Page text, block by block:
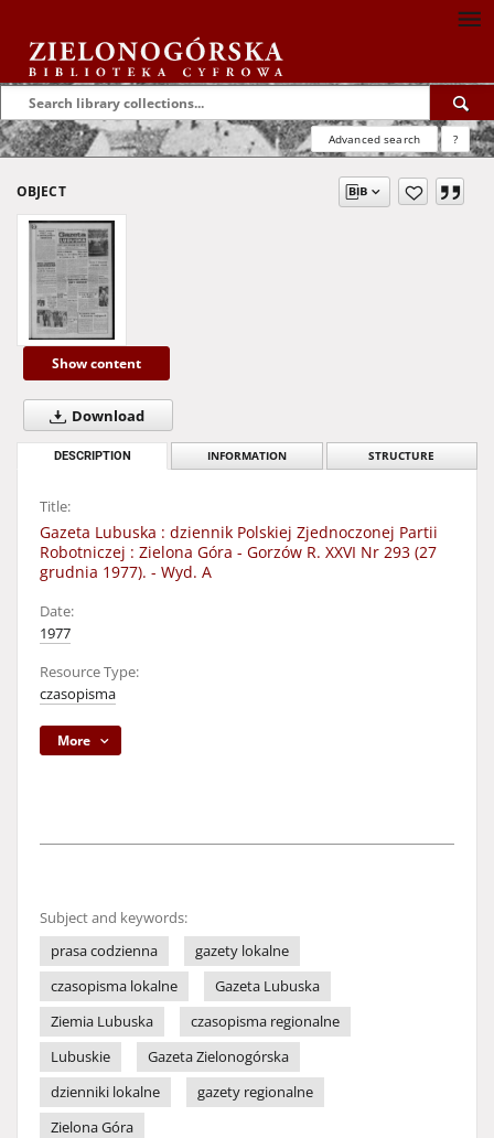
Advanced search ?
OBJECT
Show content
Download
DESCRIPTION INFORMATION STRUCTURE
Title:
Gazeta Lubuska : dziennik Polskiej Zjednoczonej Partii
Robotniczej : Zielona Góra - Gorzów R. XXVI Nr 293 (27
grudnia 1977). - Wyd. A
Date:
1977
Resource Type:
czasopisma
More
Subject and keywords:
prasa codzienna
gazety lokalne
czasopisma lokalne
Gazeta Lubuska
Ziemia Lubuska
czasopisma regionalne
Lubuskie
Gazeta Zielonogórska
dzienniki lokalne
gazety regionalne
Zielona Góra